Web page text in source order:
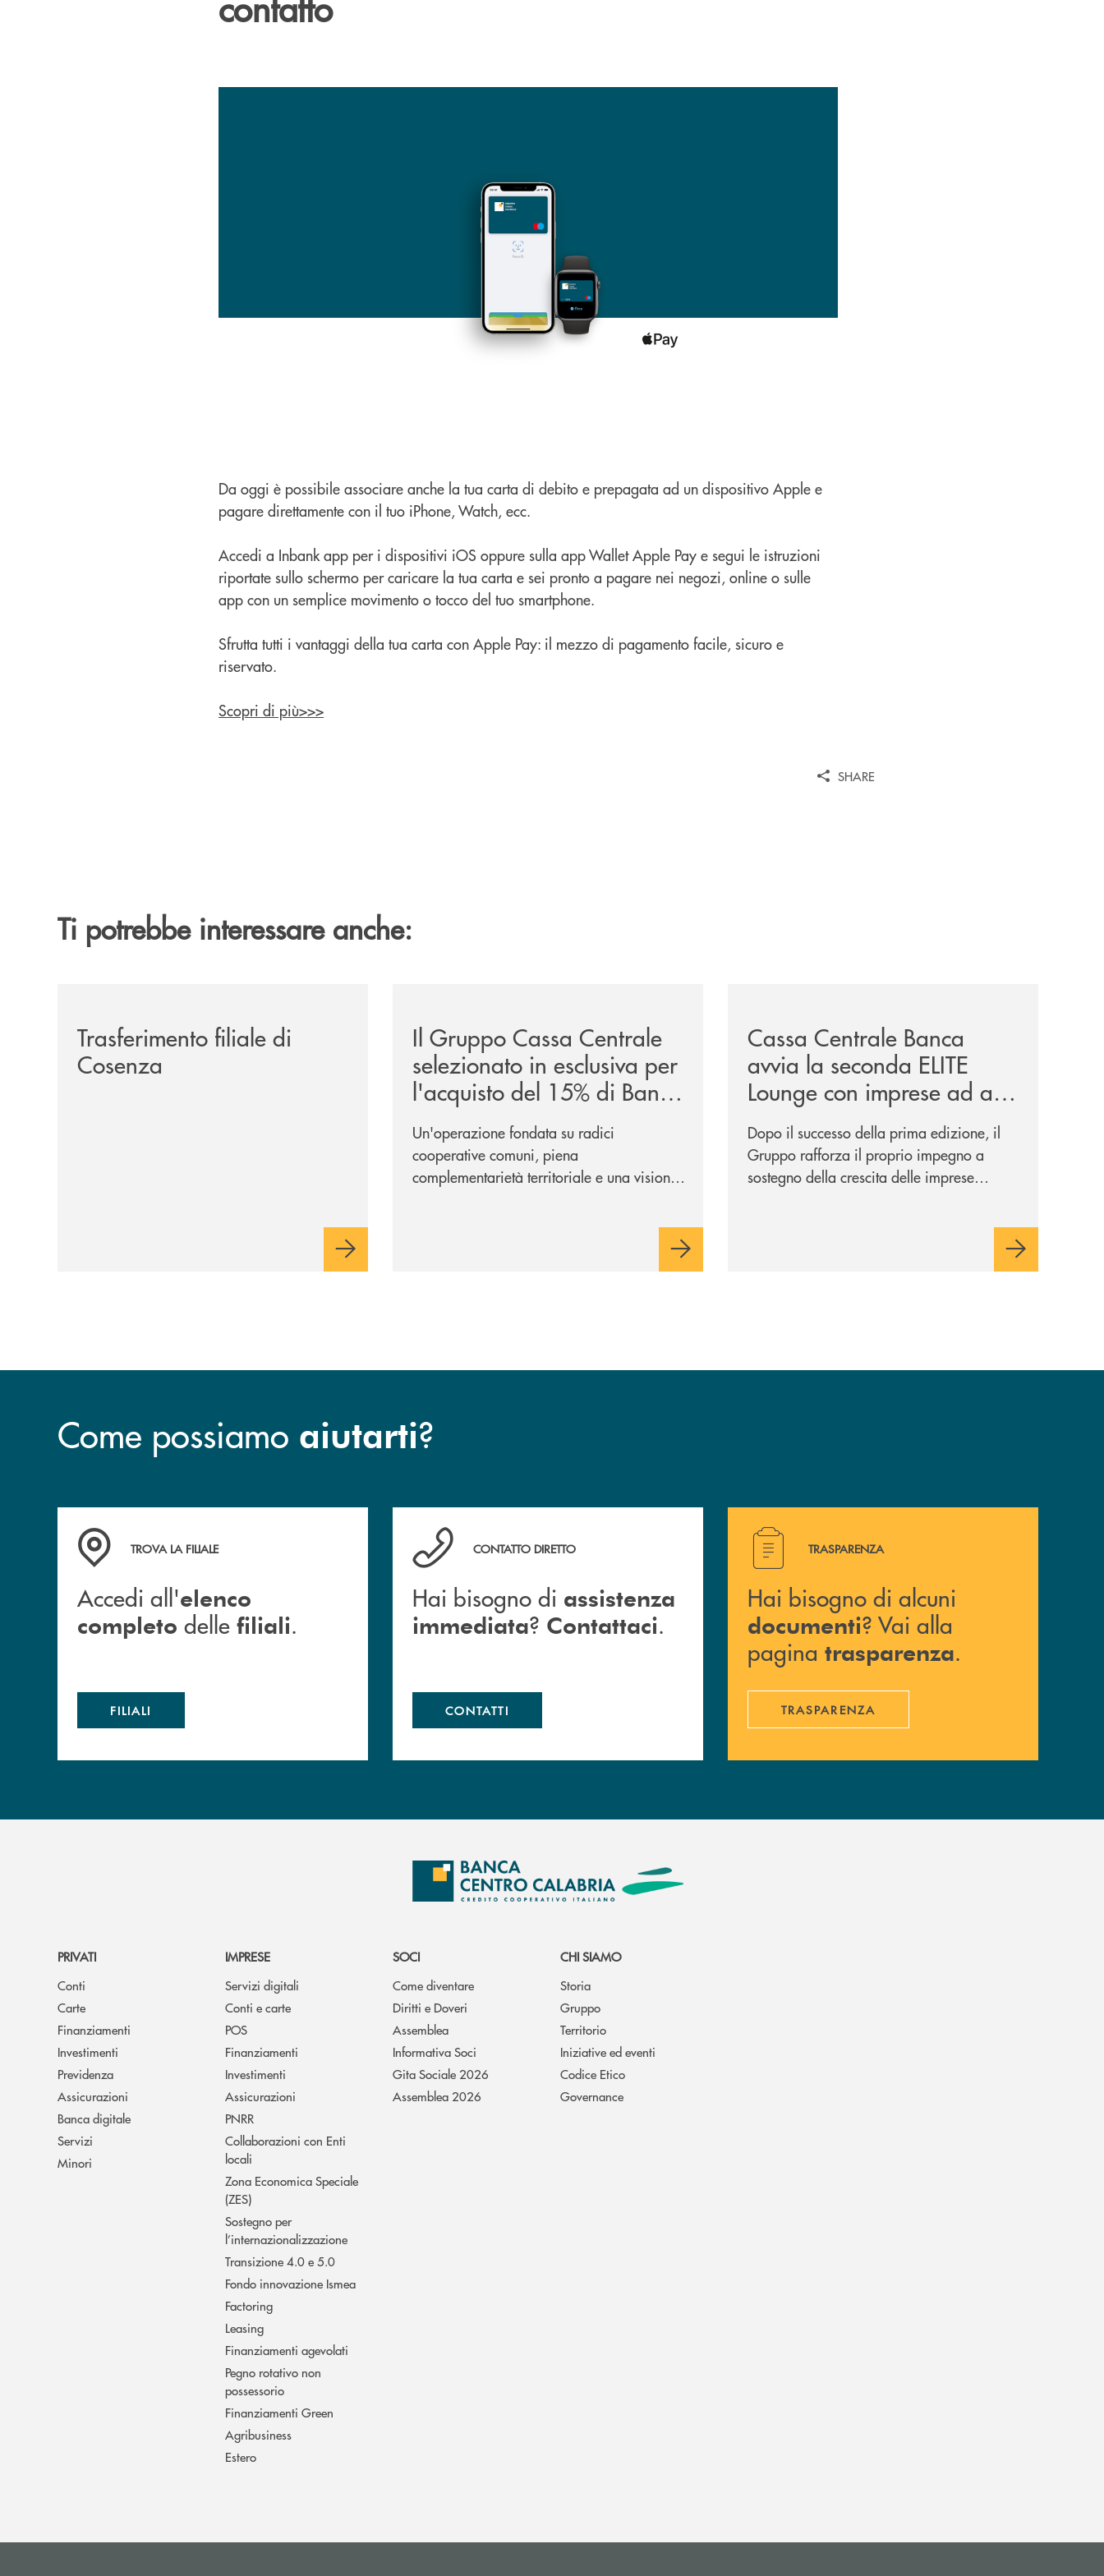
Da oggi è possibile associare anche la tua carta di debito e prepagata ad un dispositivo Apple e
pagare direttamente con il tuo iPhone, Watch, ecc.
Accedi a Inbank app per i dispositivi iOS oppure sulla app Wallet Apple Pay e segui le istruzioni
riportate sullo schermo per caricare la tua carta e sei pronto a pagare nei negozi, online o sulle
app con un semplice movimento o tocco del tuo smartphone.
Sfrutta tutti i vantaggi della tua carta con Apple Pay: il mezzo di pagamento facile, sicuro e
riservato.
Scopri di più>>>
SHARE
Ti potrebbe interessare anche:
Trasferimento filiale di
Cosenza
Il Gruppo Cassa Centrale
selezionato in esclusiva per
l'acquisto del 15% di Banca
Cambiano 1884
Un'operazione fondata su radici
cooperative comuni, piena
complementarietà territoriale e una visione
Cassa Centrale Banca
avvia la seconda ELITE
Lounge con imprese ad alto
potenziale
Dopo il successo della prima edizione, il
Gruppo rafforza il proprio impegno a
sostegno della crescita delle imprese
Come possiamo aiutarti?
Accedi all' elenco completo delle filiali .
TROVA LA FILIALE
Accedi all'elenco
completo delle filiali.
FILIALI
Hai bisogno di assistenza immediata ? Contattaci .
CONTATTO DIRETTO
Hai bisogno di assistenza
immediata? Contattaci.
CONTATTI
Hai bisogno di alcuni documenti ? Vai alla pagina
TRASPARENZA
Hai bisogno di alcuni
documenti? Vai alla
pagina trasparenza.
TRASPARENZA
PRIVATI
Conti
Carte
Finanziamenti
Investimenti
Previdenza
Assicurazioni
Banca digitale
Servizi
Minori
IMPRESE
Servizi digitali
Conti e carte
POS
Finanziamenti
Investimenti
Assicurazioni
PNRR
Collaborazioni con Enti
locali
Zona Economica Speciale
(ZES)
Sostegno per
l’internazionalizzazione
Transizione 4.0 e 5.0
Fondo innovazione Ismea
Factoring
Leasing
Finanziamenti agevolati
Pegno rotativo non
possessorio
Finanziamenti Green
Agribusiness
Estero
SOCI
Come diventare
Diritti e Doveri
Assemblea
Informativa Soci
Gita Sociale 2026
Assemblea 2026
CHI SIAMO
Storia
Gruppo
Territorio
Iniziative ed eventi
Codice Etico
Governance